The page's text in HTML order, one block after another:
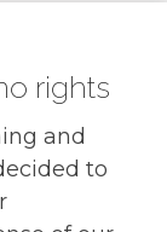
rights
and
to